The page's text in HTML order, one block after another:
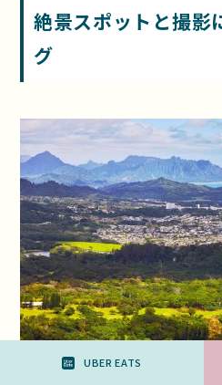
絶景スポットと撮影
グ
UBER EATS